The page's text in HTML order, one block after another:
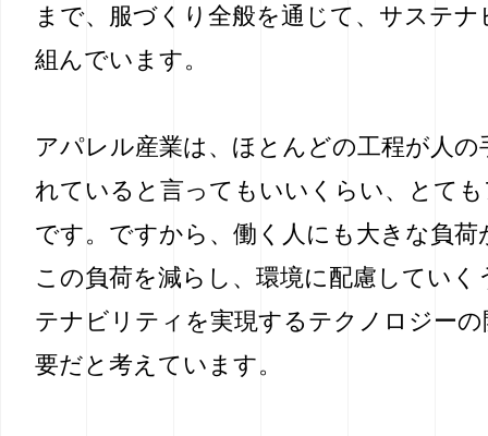
まで、服づくり全般を通じて、サステ
組んでいます。
アパレル産業は、ほとんどの工程が人
れていると言ってもいいくらい、とて
です。ですから、働く人にも大きな負
この負荷を減らし、環境に配慮してい
テナビリティを実現するテクノロジー
要だと考えています。